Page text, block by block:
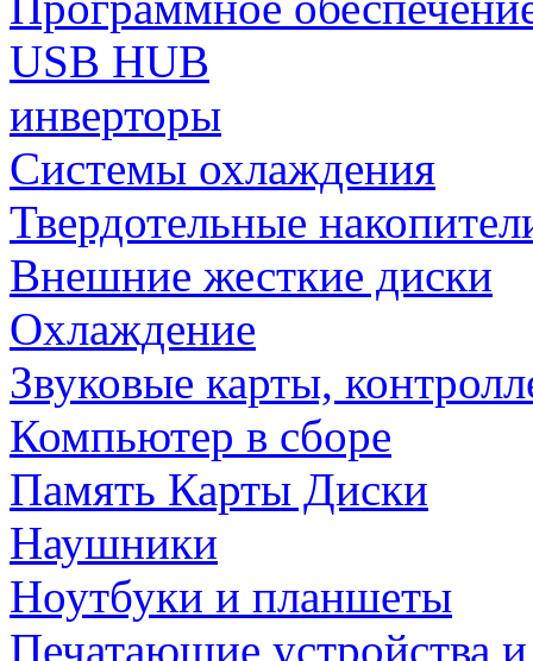
USB HUB
инверторы
Системы охлаждения
Твердотельные
Внешние жесткие диски
Охлаждение
Звуковые карты,
Компьютер в сборе
Память Карты Диски
Наушники
Ноутбуки и планшеты
Печатающие устройства